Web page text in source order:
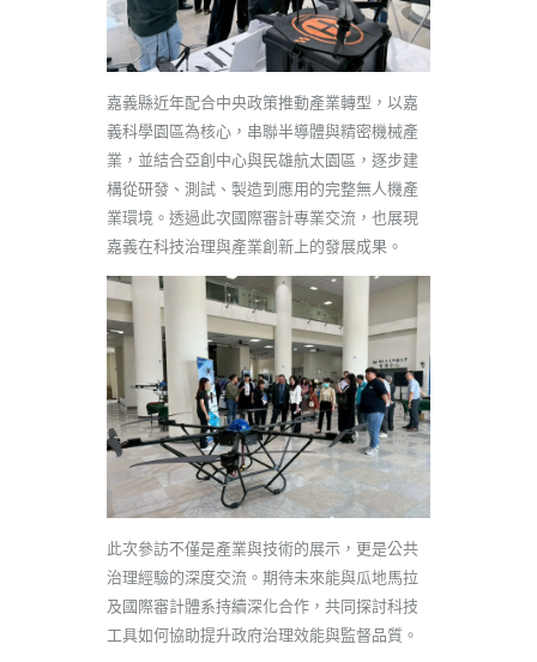
嘉義縣近年配合中央政策推動產業轉型，以嘉
義科學園區為核心，串聯半導體與精密機械產
業，並結合亞創中心與民雄航太園區，逐步建
構從研發、測試、製造到應用的完整無人機產
業環境。透過此次國際審計專業交流，也展現
嘉義在科技治理與產業創新上的發展成果。
此次參訪不僅是產業與技術的展示，更是公共
治理經驗的深度交流。期待未來能與瓜地馬拉
及國際審計體系持續深化合作，共同探討科技
工具如何協助提升政府治理效能與監督品質。